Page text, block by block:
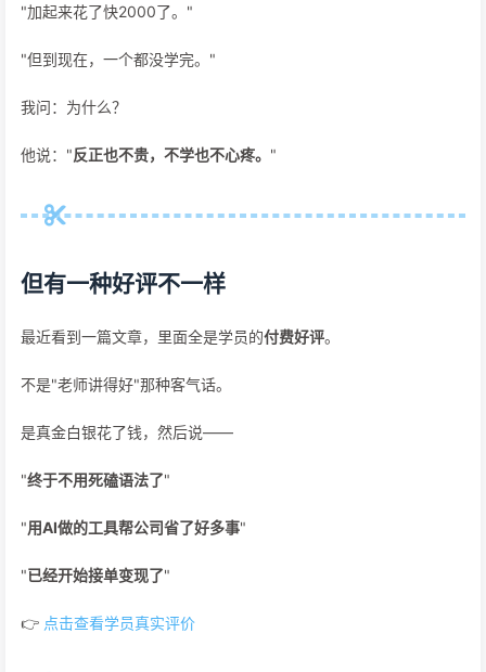
"加起来花了快2000了。"
"但到现在，一个都没学完。"
我问：为什么？
他说："反正也不贵，不学也不心疼。 "
但有一种好评不一样
最近看到一篇文章，里面全是学员的付费好评。
不是"老师讲得好"那种客气话。
是真金白银花了钱，然后说——
"终于不用死磕语法了"
"用AI做的工具帮公司省了好多事"
"已经开始接单变现了"
👉 点击查看学员真实评价